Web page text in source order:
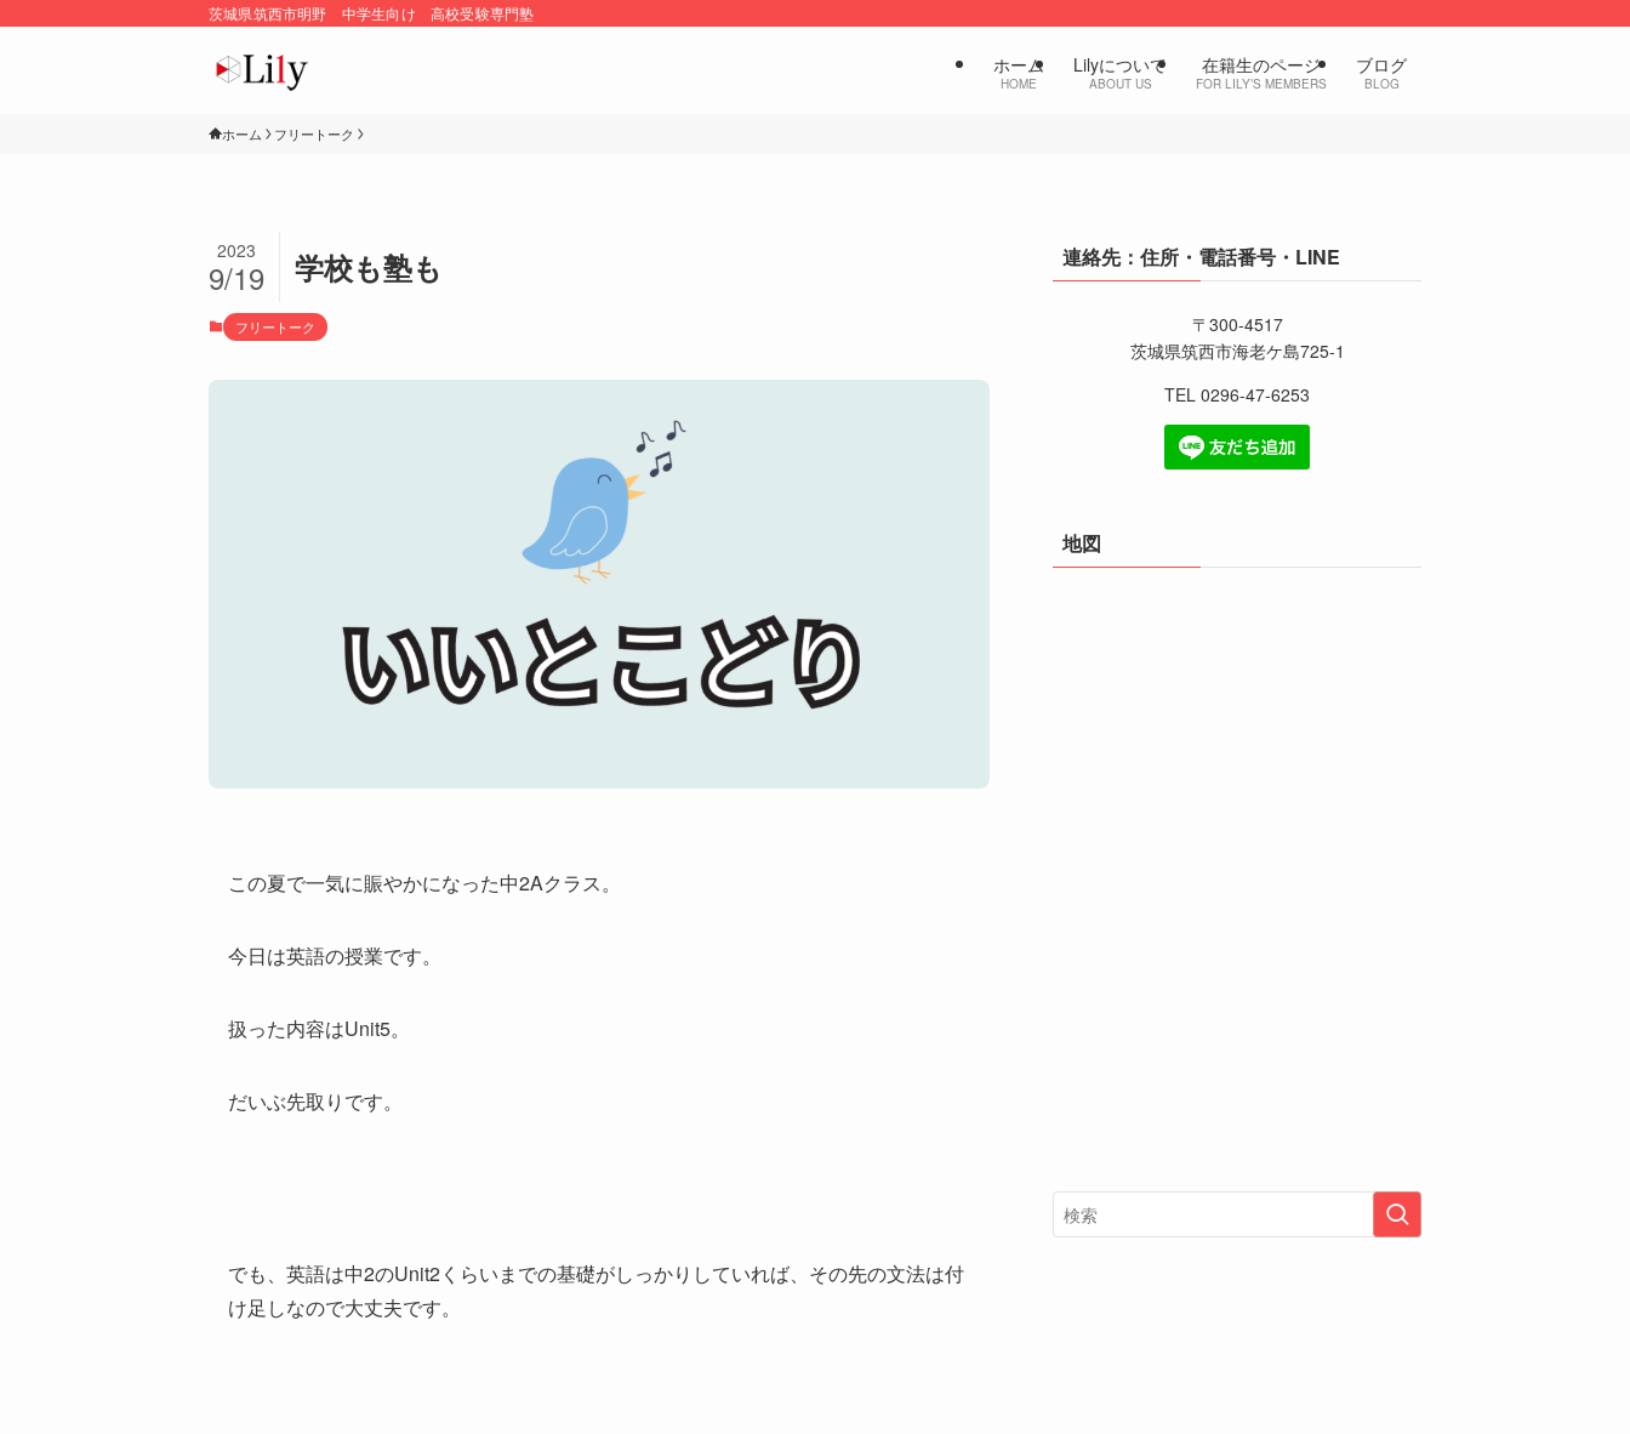
茨城県筑西市明野 中学生向け 高校受験専門塾
ホーム
HOME
Lilyについて
ABOUT US
在籍生のページ
FOR LILY’S MEMBERS
ブログ
BLOG
ホーム フリートーク
学校も塾も
2023
9/19
フリートーク
この夏で一気に賑やかになった中2Aクラス。
今日は英語の授業です。
扱った内容はUnit5。
だいぶ先取りです。
でも、英語は中2のUnit2くらいまでの基礎がしっかりしていれば、その先の文法は付
け足しなので大丈夫です。
連絡先：住所・電話番号・LINE
〒300-4517
茨城県筑西市海老ケ島725-1
TEL 0296-47-6253
地図